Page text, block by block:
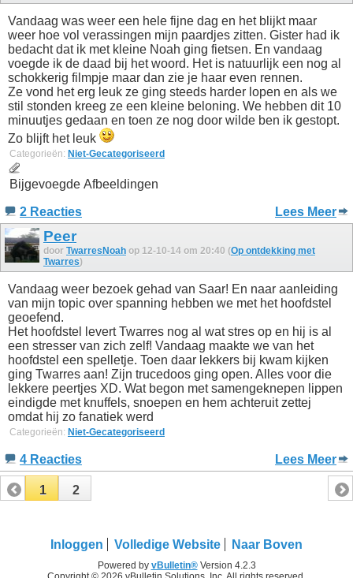
Vandaag was weer een hele fijne dag en het blijkt maar
weer hoe vol verassingen mijn paardjes zitten. Gister had ik
bedacht dat ik met kleine Noah ging fietsen. En vandaag
voegde ik de daad bij het woord. Het is natuurlijk een nog al
schokkerig filmpje maar dan zie je haar even rennen.
Ze vond het erg leuk ze ging steeds harder lopen en als we
stil stonden kreeg ze een kleine beloning. We hebben dit 10
minuutjes gedaan en toen ze nog door wilde ben ik gestopt.
Zo blijft het leuk
Categorieën: Niet-Gecategoriseerd
Bijgevoegde Afbeeldingen
2 Reacties Lees Meer
Peer
door TwarresNoah op 12-10-14 om 20:40 (Op ontdekking met
Twarres)
Vandaag weer bezoek gehad van Saar! En naar aanleiding
van mijn topic over spanning hebben we met het hoofdstel
geoefend.
Het hoofdstel levert Twarres nog al wat stres op en hij is al
een stresser van zich zelf! Vandaag maakte we van het
hoofdstel een spelletje. Toen daar lekkers bij kwam kijken
ging Twarres aan! Zijn trucedoos ging open. Alles voor die
lekkere peertjes XD. Wat begon met samengeknepen lippen
eindigde met knuffels, snoepen en hem achteruit zettej
omdat hij zo fanatiek werd
Categorieën: Niet-Gecategoriseerd
4 Reacties Lees Meer
1 2
Inloggen Volledige Website Naar Boven
Powered by vBulletin®Version 4.2.3